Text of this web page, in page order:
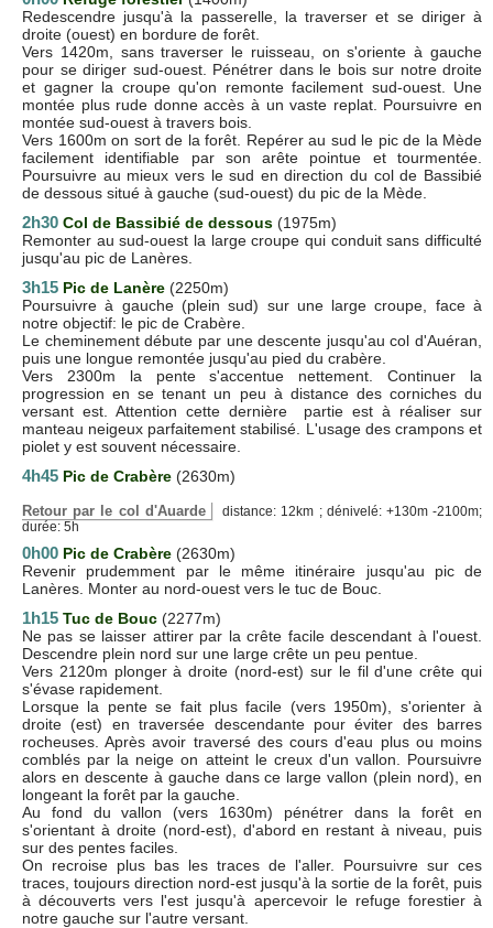
Redescendre jusqu'à la passerelle, la traverser et se diriger à
droite (ouest) en bordure de forêt.
Vers 1420m, sans traverser le ruisseau, on s'oriente à gauche
pour se diriger sud-ouest. Pénétrer dans le bois sur notre droite
et gagner la croupe qu'on remonte facilement sud-ouest. Une
montée plus rude donne accès à un vaste replat. Poursuivre en
montée sud-ouest à travers bois.
Vers 1600m on sort de la forêt. Repérer au sud le pic de la Mède
facilement identifiable par son arête pointue et tourmentée.
Poursuivre au mieux vers le sud en direction du col de Bassibié
de dessous situé à gauche (sud-ouest) du pic de la Mède.
2h30 Col de Bassibié de dessous (1975m)
Remonter au sud-ouest la large croupe qui conduit sans difficulté
jusqu'au pic de Lanères.
3h15 Pic de Lanère (2250m)
Poursuivre à gauche (plein sud) sur une large croupe, face à
notre objectif: le pic de Crabère.
Le cheminement débute par une descente jusqu'au col d'Auéran,
puis une longue remontée jusqu'au pied du crabère.
Vers 2300m la pente s'accentue nettement. Continuer la
progression en se tenant un peu à distance des corniches du
versant est. Attention cette dernière partie est à réaliser sur
manteau neigeux parfaitement stabilisé. L'usage des crampons et
piolet y est souvent nécessaire.
4h45 Pic de Crabère (2630m)
Retour par le col d'Auarde
distance: 12km ; dénivelé: +130m -2100m;
durée: 5h
0h00 Pic de Crabère (2630m)
Revenir prudemment par le même itinéraire jusqu'au pic de
Lanères. Monter au nord-ouest vers le tuc de Bouc.
1h15 Tuc de Bouc (2277m)
Ne pas se laisser attirer par la crête facile descendant à l'ouest.
Descendre plein nord sur une large crête un peu pentue.
Vers 2120m plonger à droite (nord-est) sur le fil d'une crête qui
s'évase rapidement.
Lorsque la pente se fait plus facile (vers 1950m), s'orienter à
droite (est) en traversée descendante pour éviter des barres
rocheuses. Après avoir traversé des cours d'eau plus ou moins
comblés par la neige on atteint le creux d'un vallon. Poursuivre
alors en descente à gauche dans ce large vallon (plein nord), en
longeant la forêt par la gauche.
Au fond du vallon (vers 1630m) pénétrer dans la forêt en
s'orientant à droite (nord-est), d'abord en restant à niveau, puis
sur des pentes faciles.
On recroise plus bas les traces de l'aller. Poursuivre sur ces
traces, toujours direction nord-est jusqu'à la sortie de la forêt, puis
à découverts vers l'est jusqu'à apercevoir le refuge forestier à
notre gauche sur l'autre versant.